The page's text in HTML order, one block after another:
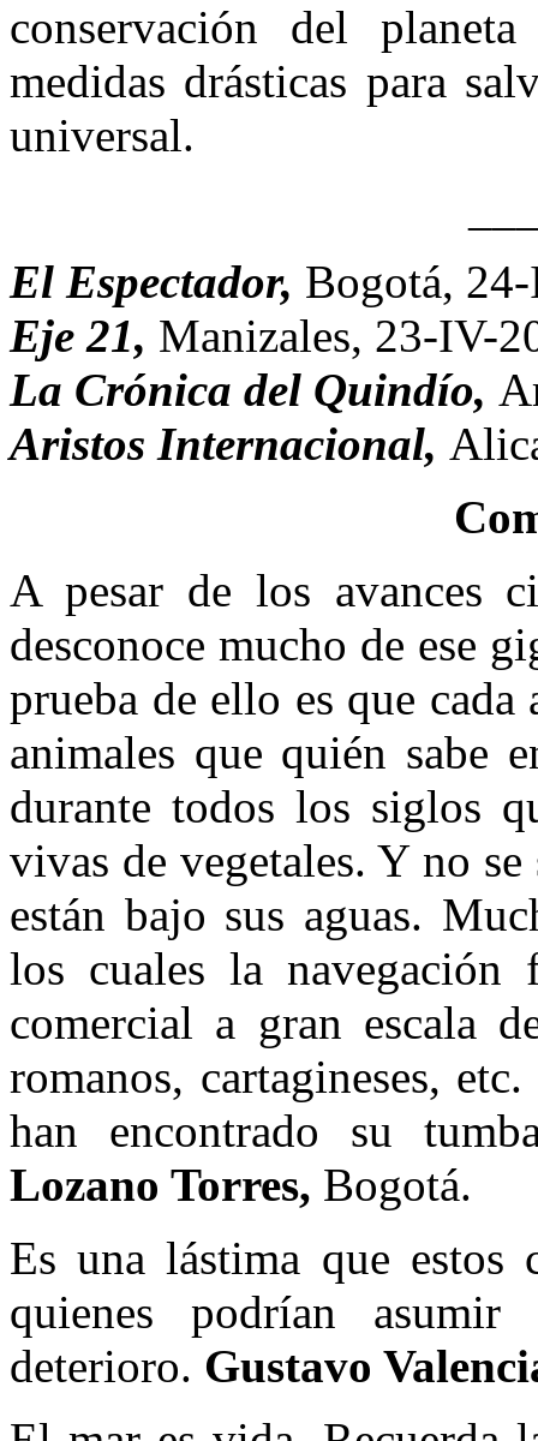
conservación del
medidas drásticas para
universal.
El Espectador, Bogotá,
Eje 21, Manizales, 23-IV-
La Crónica del Quindío,
Aristos Internacional,
A pesar de los avances
desconoce mucho de ese
prueba de ello es que cada
animales que quién sabe
durante todos los siglos
vivas de vegetales. Y no
están bajo sus aguas.
los cuales la
comercial a gran escala
romanos, cartagineses,
han encontrado su
Lozano Torres, Bogotá.
Es una lástima que estos
quienes podrían
deterioro. Gustavo